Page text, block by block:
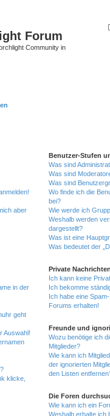
Forum
Community in
aber
in der
geht
Auswahl!
klicke,
Benutzer-Stufen
Was sind
Was sind
Was sind
Wo finde ich die
bei?
Wie werde ich
Weshalb werden
dargestellt?
Was ist eine
Was bedeutet der
Private
Ich kann keine
Ich bekomme
Ich habe eine
Forums erhalten!
Freunde und
Wozu benötige ich
Mitglieder?
Wie kann ich
der ignorierten
den Listen
Die Foren
Wie kann ich ein
Weshalb erhalte ich